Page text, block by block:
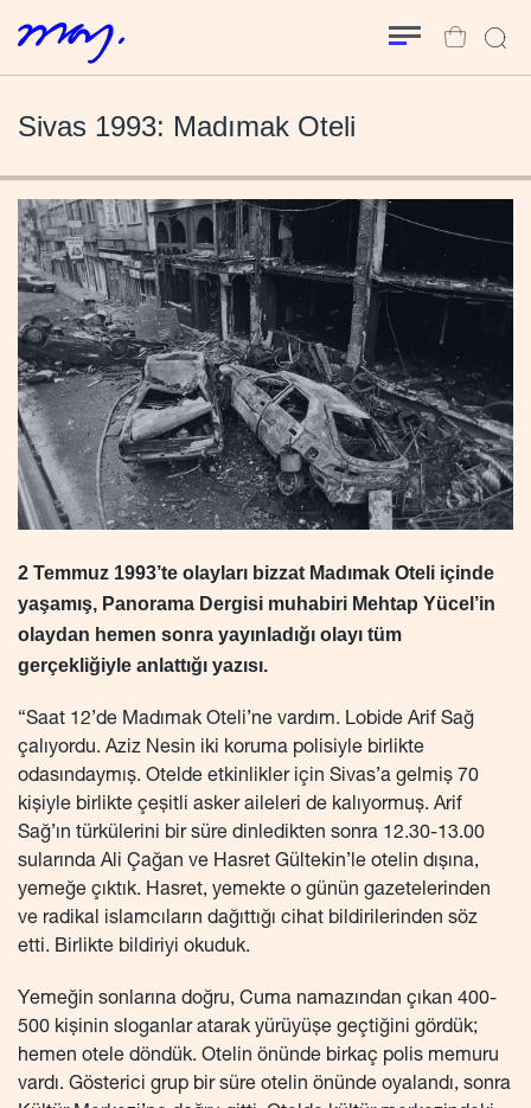
Sivas 1993: Madımak Oteli
2 Temmuz 1993’te olayları bizzat Madımak Oteli içinde
yaşamış, Panorama Dergisi muhabiri Mehtap Yücel’in
olaydan hemen sonra yayınladığı olayı tüm
gerçekliğiyle anlattığı yazısı.
“Saat 12’de Madımak Oteli’ne vardım. Lobide Arif Sağ
çalıyordu. Aziz Nesin iki koruma polisiyle birlikte
odasındaymış. Otelde etkinlikler için Sivas’a gelmiş 70
kişiyle birlikte çeşitli asker aileleri de kalıyormuş. Arif
Sağ’ın türkülerini bir süre dinledikten sonra 12.30-13.00
sularında Ali Çağan ve Hasret Gültekin’le otelin dışına,
yemeğe çıktık. Hasret, yemekte o günün gazetelerinden
ve radikal islamcıların dağıttığı cihat bildirilerinden söz
etti. Birlikte bildiriyi okuduk.
Yemeğin sonlarına doğru, Cuma namazından çıkan 400-
500 kişinin sloganlar atarak yürüyüşe geçtiğini gördük;
hemen otele döndük. Otelin önünde birkaç polis memuru
vardı. Gösterici grup bir süre otelin önünde oyalandı, sonra